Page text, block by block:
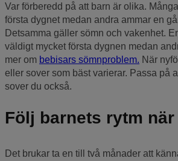
Var förberedd på att barn är olika.
första dygnet medan andra ammar en
Detsamma gäller sömn och vakenhet.
väldigt mycket första dygnen medan
mer om bebisars sömnproblem. När
eller sover som bäst varierar. Passa på
sover du också.
Följ barnets rytm
Det brukar ta en till två månader att